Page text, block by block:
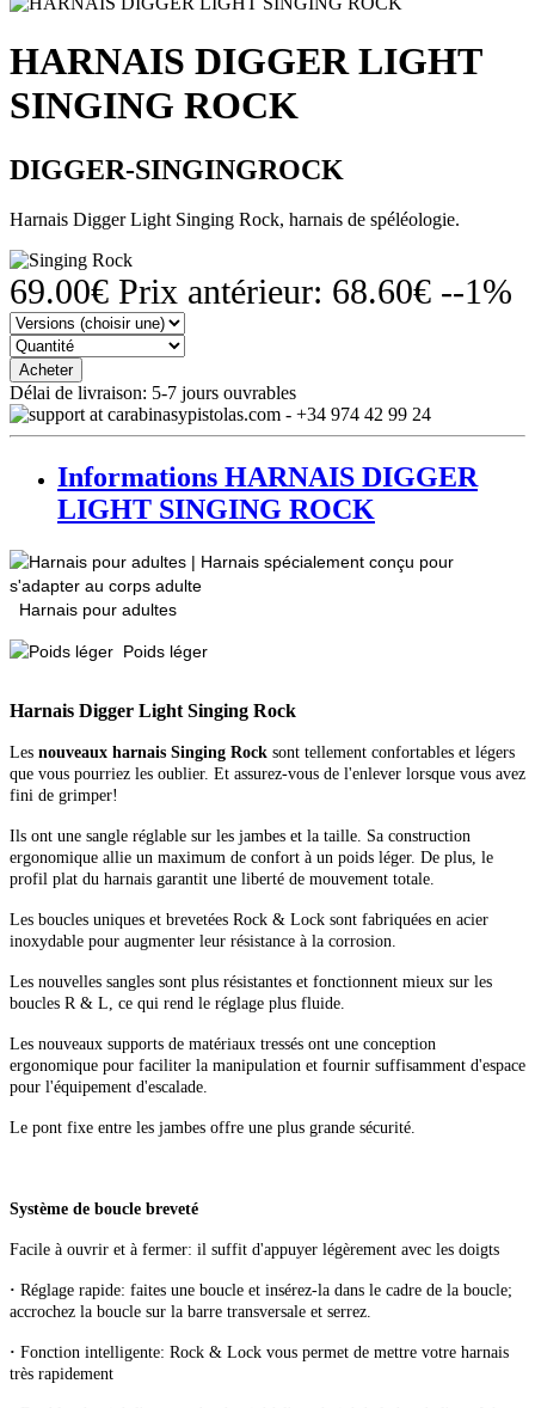
HARNAIS DIGGER LIGHT
SINGING ROCK
DIGGER-SINGINGROCK
Harnais Digger Light Singing Rock, harnais de spéléologie.
69.00€ Prix antérieur: 68.60€ --1%
Acheter
Délai de livraison: 5-7 jours ouvrables
Informations HARNAIS DIGGER
LIGHT SINGING ROCK
Harnais pour adultes
Poids léger
Harnais Digger Light Singing Rock
Les nouveaux harnais Singing Rock sont tellement confortables et légers
que vous pourriez les oublier. Et assurez-vous de l'enlever lorsque vous avez
fini de grimper!
Ils ont une sangle réglable sur les jambes et la taille. Sa construction
ergonomique allie un maximum de confort à un poids léger. De plus, le
profil plat du harnais garantit une liberté de mouvement totale.
Les boucles uniques et brevetées Rock & Lock sont fabriquées en acier
inoxydable pour augmenter leur résistance à la corrosion.
Les nouvelles sangles sont plus résistantes et fonctionnent mieux sur les
boucles R & L, ce qui rend le réglage plus fluide.
Les nouveaux supports de matériaux tressés ont une conception
ergonomique pour faciliter la manipulation et fournir suffisamment d'espace
pour l'équipement d'escalade.
Le pont fixe entre les jambes offre une plus grande sécurité.
Système de boucle breveté
Facile à ouvrir et à fermer: il suffit d'appuyer légèrement avec les doigts
· Réglage rapide: faites une boucle et insérez-la dans le cadre de la boucle;
accrochez la boucle sur la barre transversale et serrez.
· Fonction intelligente: Rock & Lock vous permet de mettre votre harnais
très rapidement